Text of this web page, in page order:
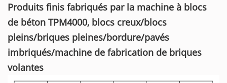
Produits finis fabriqués par la machine à blocs
de béton TPM4000, blocs creux/blocs
pleins/briques pleines/bordure/pavés
imbriqués/machine de fabrication de briques
volantes